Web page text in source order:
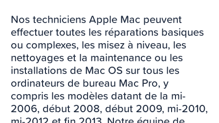
Nos techniciens Apple Mac peuvent
effectuer toutes les réparations basiques
ou complexes, les misez à niveau, les
nettoyages et la maintenance ou les
installations de Mac OS sur tous les
ordinateurs de bureau Mac Pro, y
compris les modèles datant de la mi-
2006, début 2008, début 2009, mi-2010,